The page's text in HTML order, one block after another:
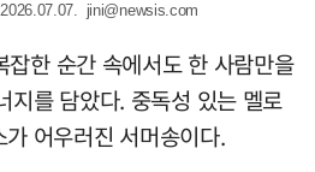
jini@newsis.com
한 순간 속에서도 한 사람만을
지를 담았다. 중독성 있는 멜로
어우러진 서머송이다.